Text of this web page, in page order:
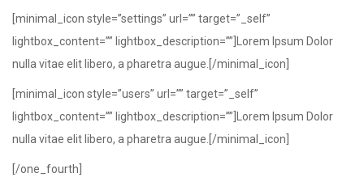
[minimal_icon style=”settings” url=”” target=”_self”
lightbox_content=”” lightbox_description=””]Lorem Ipsum Dolor
nulla vitae elit libero, a pharetra augue.[/minimal_icon]
[minimal_icon style=”users” url=”” target=”_self”
lightbox_content=”” lightbox_description=””]Lorem Ipsum Dolor
nulla vitae elit libero, a pharetra augue.[/minimal_icon]
[/one_fourth]